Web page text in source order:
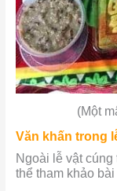
(Một
Văn khấn trong
Ngoài lễ vật
thể tham khảo